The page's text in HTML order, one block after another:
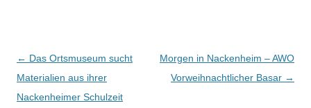
Beitrags-
Navigation
← Das Ortsmuseum sucht
Materialien aus ihrer
Nackenheimer Schulzeit
Morgen in Nackenheim – AWO
Vorweihnachtlicher Basar →